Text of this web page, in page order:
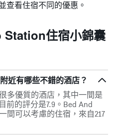
查看住宿不同的優惠。
住宿小錦囊
有哪些不錯的酒店？
多優質的酒店，其中一間是
前的評分是7.9。Bed And
間可以考慮的住宿，來自217